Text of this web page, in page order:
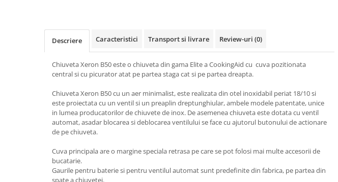
Descriere Caracteristici Transport si livrare Review-uri (0)
Chiuveta Xeron B50 este o chiuveta din gama Elite a CookingAid cu cuva pozitionata
central si cu picurator atat pe partea staga cat si pe partea dreapta.
Chiuveta Xeron B50 cu un aer minimalist, este realizata din otel inoxidabil periat 18/10 si
este proiectata cu un ventil si un preaplin dreptunghiular, ambele modele patentate, unice
in lumea producatorilor de chiuvete de inox. De asemenea chiuveta este dotata cu ventil
automat, asadar blocarea si deblocarea ventilului se face cu ajutorul butonului de actionare
de pe chiuveta.
Cuva principala are o margine speciala retrasa pe care se pot folosi mai multe accesorii de
bucatarie.
Gaurile pentru baterie si pentru ventilul automat sunt predefinite din fabrica, pe partea din
spate a chiuvetei.